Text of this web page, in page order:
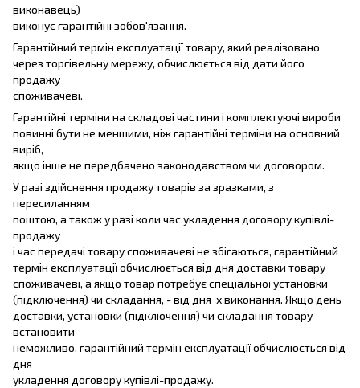
виконавець)
виконує гарантійні зобов'язання.
Гарантійний термін експлуатації товару, який реалізовано
через торгівельну мережу, обчислюється від дати його
продажу
споживачеві.
Гарантійні терміни на складові частини і комплектуючі вироби
повинні бути не меншими, ніж гарантійні терміни на основний
виріб,
якщо інше не передбачено законодавством чи договором.
У разі здійснення продажу товарів за зразками, з
пересиланням
поштою, а також у разі коли час укладення договору купівлі-
продажу
і час передачі товару споживачеві не збігаються, гарантійний
термін експлуатації обчислюється від дня доставки товару
споживачеві, а якщо товар потребує спеціальної установки
(підключення) чи складання, - від дня їх виконання. Якщо день
доставки, установки (підключення) чи складання товару
встановити
неможливо, гарантійний термін експлуатації обчислюється від
дня
укладення договору купівлі-продажу.